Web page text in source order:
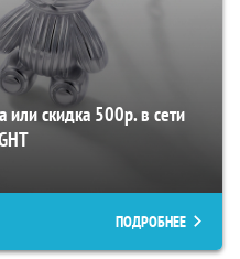
или скидка 500р. в сети
ПОДРОБНЕЕ